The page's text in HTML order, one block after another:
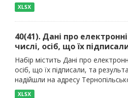
XLSX
40(41). Дані про
числі, осіб, що їх
Набір містить Дані про
осіб, що їх підписали, та
надійшли на адресу
XLSX